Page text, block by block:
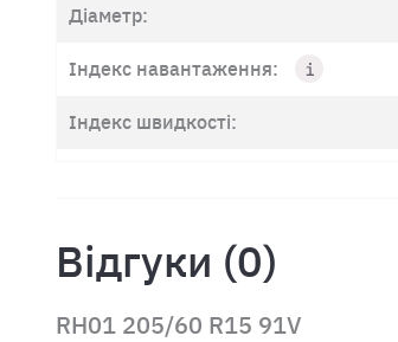
Діаметр:
Індекс навантаження:
Індекс швидкості:
Відгуки (0)
RH01 205/60 R15 91V